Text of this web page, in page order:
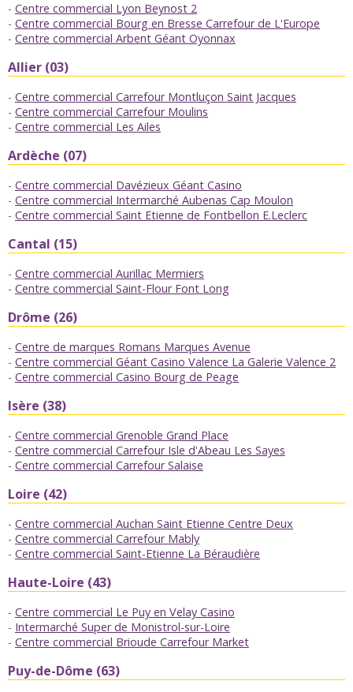
Centre commercial Lyon Beynost 2
Centre commercial Bourg en Bresse Carrefour de L'Europe
Centre commercial Arbent Géant Oyonnax
Allier (03)
Centre commercial Carrefour Montluçon Saint Jacques
Centre commercial Carrefour Moulins
Centre commercial Les Ailes
Ardèche (07)
Centre commercial Davézieux Géant Casino
Centre commercial Intermarché Aubenas Cap Moulon
Centre commercial Saint Etienne de Fontbellon E.Leclerc
Cantal (15)
Centre commercial Aurillac Mermiers
Centre commercial Saint-Flour Font Long
Drôme (26)
Centre de marques Romans Marques Avenue
Centre commercial Géant Casino Valence La Galerie Valence 2
Centre commercial Casino Bourg de Peage
Isère (38)
Centre commercial Grenoble Grand Place
Centre commercial Carrefour Isle d'Abeau Les Sayes
Centre commercial Carrefour Salaise
Loire (42)
Centre commercial Auchan Saint Etienne Centre Deux
Centre commercial Carrefour Mably
Centre commercial Saint-Etienne La Béraudière
Haute-Loire (43)
Centre commercial Le Puy en Velay Casino
Intermarché Super de Monistrol-sur-Loire
Centre commercial Brioude Carrefour Market
Puy-de-Dôme (63)